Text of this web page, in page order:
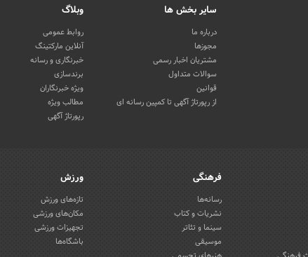
سایر بخش ها
درباره ما
مجوزها
مشتریان اخبار رسمی
سوالات متداول
قوانین
از رپورتاژ آگهی تا کمپین رسانه ای
وبلاگ
روابط عمومی
آنلاین مارکتینگ
خبرنگاری و رسانه
برندسازی
ویژه خبرنگاران
مطالب ویژه
رپورتاژ آگهی
فرهنگی
رسانه‌ها
نشریات و کتاب
سینما و تئاتر
موسیقی
ورزش
تازه‌های ورزش
مکان‌های ورزشی
تجهیزات ورزشی
باشگاه‌ها